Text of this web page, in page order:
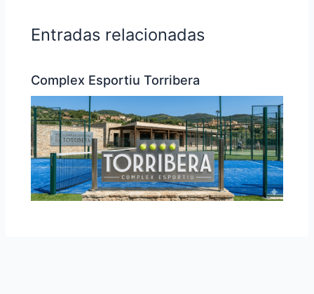
Entradas relacionadas
Complex Esportiu Torribera